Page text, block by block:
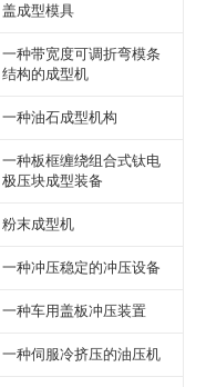
盖成型模具
一种带宽度可调折弯模条
结构的成型机
一种油石成型机构
一种板框缠绕组合式钛电
极压块成型装备
粉末成型机
一种冲压稳定的冲压设备
一种车用盖板冲压装置
一种伺服冷挤压的油压机